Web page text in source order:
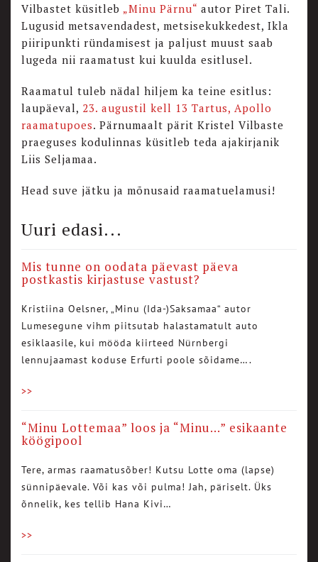
Vilbastet küsitleb „Minu Pärnu“ autor Piret Tali.
Lugusid metsavendadest, metsisekukkedest, Ikla
piiripunkti ründamisest ja paljust muust saab
lugeda nii raamatust kui kuulda esitlusel.
Raamatul tuleb nädal hiljem ka teine esitlus:
laupäeval, 23. augustil kell 13 Tartus, Apollo
raamatupoes. Pärnumaalt pärit Kristel Vilbaste
praeguses kodulinnas küsitleb teda ajakirjanik
Liis Seljamaa.
Head suve jätku ja mõnusaid raamatuelamusi!
Uuri edasi...
Mis tunne on oodata päevast päeva
postkastis kirjastuse vastust?
Kristiina Oelsner, „Minu (Ida-)Saksamaa“ autor
Lumesegune vihm piitsutab halastamatult auto
esiklaasile, kui mööda kiirteed Nürnbergi
lennujaamast koduse Erfurti poole sõidame….
>>
“Minu Lottemaa” loos ja “Minu…” esikaante
köögipool
Tere, armas raamatusõber! Kutsu Lotte oma (lapse)
sünnipäevale. Või kas või pulma! Jah, päriselt. Üks
õnnelik, kes tellib Hana Kivi…
>>